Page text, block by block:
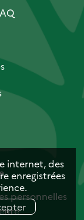
internet, des
enregistrées
personnelles